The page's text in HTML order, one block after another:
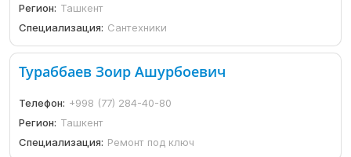
Регион: Ташкент
Специализация: Сантехники
Тураббаев Зоир Ашурбоевич
Телефон: +998 (77) 284-40-80
Регион: Ташкент
Специализация: Ремонт под ключ